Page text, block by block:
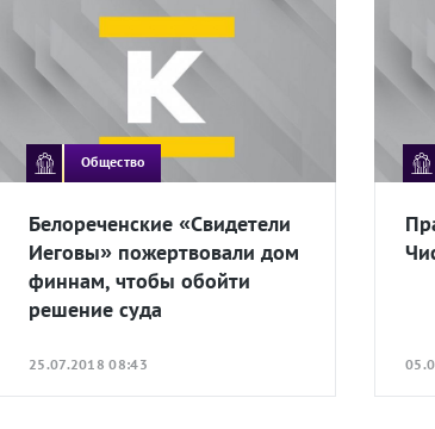
Общество
Белореченские «Свидетели
Иеговы» пожертвовали дом
финнам, чтобы обойти
решение суда
25.07.2018 08:43